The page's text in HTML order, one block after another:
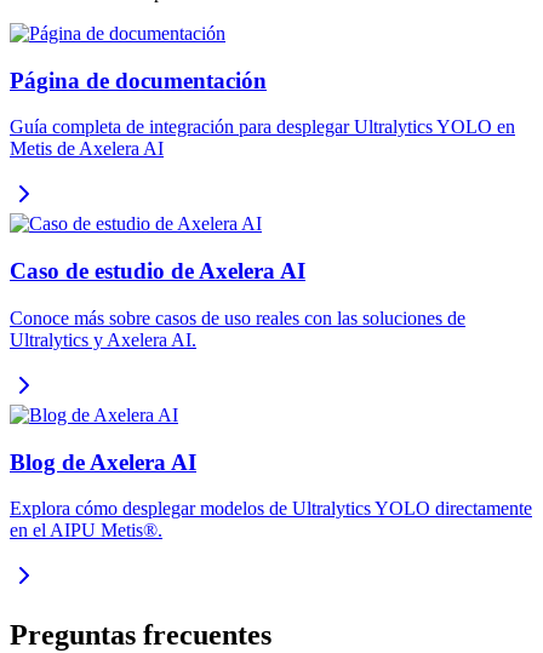
Página de documentación
Guía completa de integración para desplegar Ultralytics YOLO en
Metis de Axelera AI
Caso de estudio de Axelera AI
Conoce más sobre casos de uso reales con las soluciones de
Ultralytics y Axelera AI.
Blog de Axelera AI
Explora cómo desplegar modelos de Ultralytics YOLO directamente
en el AIPU Metis®.
Preguntas frecuentes